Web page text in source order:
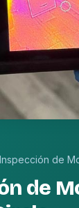
Inspección de
de